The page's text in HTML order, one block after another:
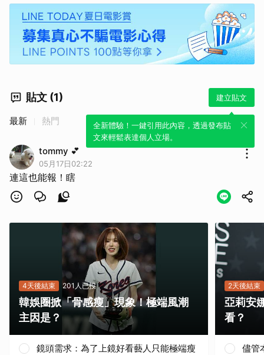
貼文 (1) 建立貼文
全新體驗！一鍵引用此內容，透過發布貼
文來輕鬆表達個人立場。
最新 熱門
tommy 💕
05月17日02:22
連這也能報！瞎
4天後結束 201人已投
韓娛圈掀「骨感瘦」現象！極端風潮
主因是？
鏡頭需求：為了上鏡好看藝人只能極端瘦
2天後結束
亞莉安
看？
儘管
取消